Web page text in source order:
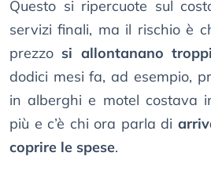
Questo si ripercuote sul
servizi finali, ma il rischio è
prezzo si allontanano
dodici mesi fa, ad esempio,
in alberghi e motel costava
più e c’è chi ora parla di
coprire le spese.